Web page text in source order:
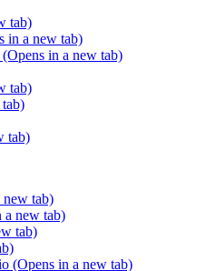
tab)
in a new tab)
(Opens in a new tab)
tab)
tab)
new tab)
a new tab)
tab)
(Opens in a new tab)